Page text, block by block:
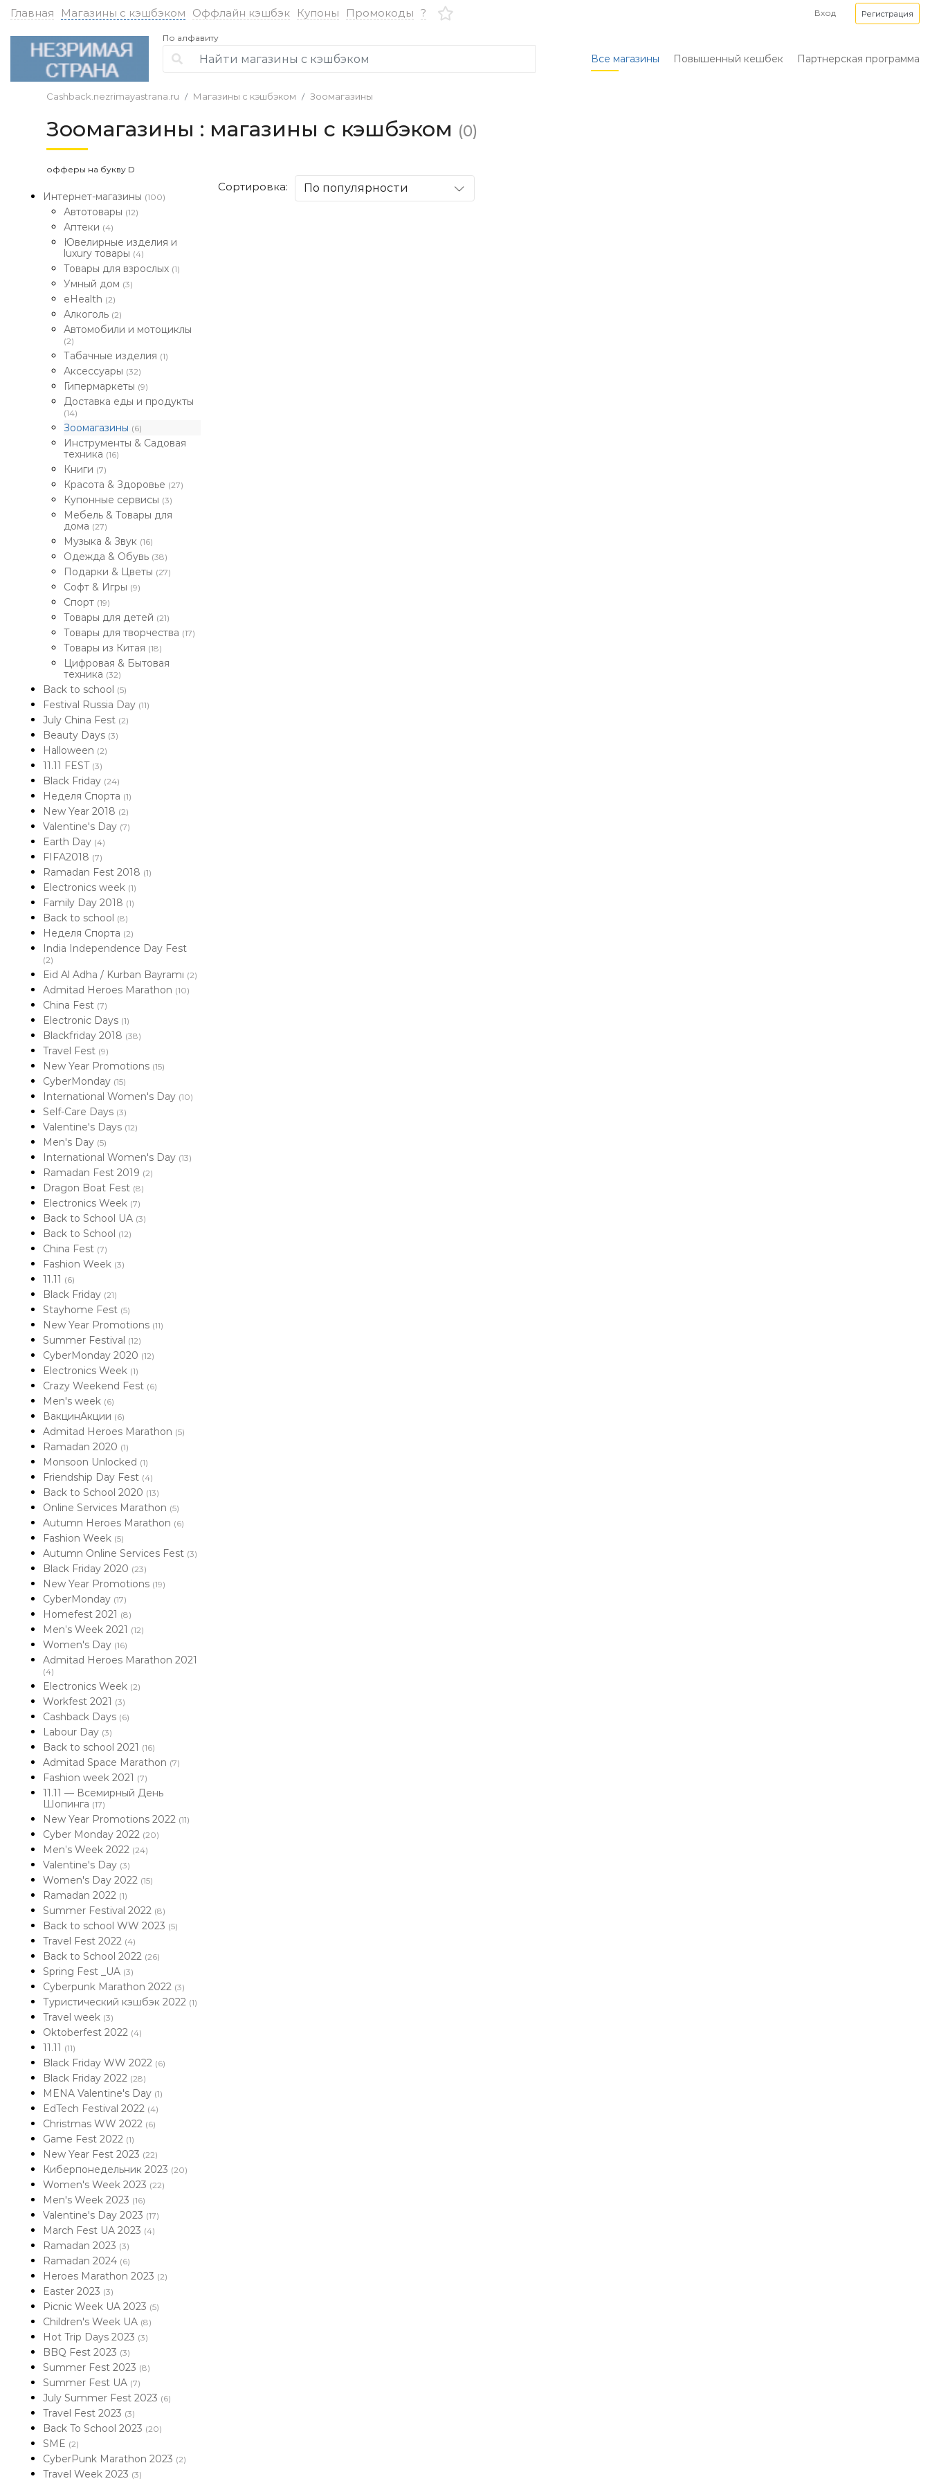
Главная Магазины с кэшбэком Оффлайн кэшбэк Купоны Промокоды ? Вход Регистрация
По алфавиту
Все магазины Повышенный кешбек Партнерская программа
Cashback.nezrimayastrana.ru Магазины с кэшбэком Зоомагазины
Зоомагазины : магазины с кэшбэком (0)
офферы на букву D
Интернет-магазины (100)
Автотовары (12)
Аптеки (4)
Ювелирные изделия и
luxury товары (4)
Товары для взрослых (1)
Умный дом (3)
eHealth (2)
Алкоголь (2)
Автомобили и мотоциклы
(2)
Табачные изделия (1)
Аксессуары (32)
Гипермаркеты (9)
Доставка еды и продукты
(14)
Зоомагазины (6)
Инструменты & Садовая
техника (16)
Книги (7)
Красота & Здоровье (27)
Купонные сервисы (3)
Мебель & Товары для
дома (27)
Музыка & Звук (16)
Одежда & Обувь (38)
Подарки & Цветы (27)
Софт & Игры (9)
Спорт (19)
Товары для детей (21)
Товары для творчества (17)
Товары из Китая (18)
Цифровая & Бытовая
техника (32)
Back to school (5)
Festival Russia Day (11)
July China Fest (2)
Beauty Days (3)
Halloween (2)
11.11 FEST (3)
Black Friday (24)
Неделя Спорта (1)
New Year 2018 (2)
Valentine's Day (7)
Earth Day (4)
FIFA2018 (7)
Ramadan Fest 2018 (1)
Electronics week (1)
Family Day 2018 (1)
Back to school (8)
Неделя Спорта (2)
India Independence Day Fest
(2)
Eid Al Adha / Kurban Bayramı (2)
Admitad Heroes Marathon (10)
China Fest (7)
Electronic Days (1)
Blackfriday 2018 (38)
Travel Fest (9)
New Year Promotions (15)
CyberMonday (15)
International Women's Day (10)
Self-Care Days (3)
Valentine's Days (12)
Men's Day (5)
International Women's Day (13)
Ramadan Fest 2019 (2)
Dragon Boat Fest (8)
Electronics Week (7)
Back to School UA (3)
Back to School (12)
China Fest (7)
Fashion Week (3)
11.11 (6)
Black Friday (21)
Stayhome Fest (5)
New Year Promotions (11)
Summer Festival (12)
CyberMonday 2020 (12)
Electronics Week (1)
Crazy Weekend Fest (6)
Men's week (6)
ВакцинАкции (6)
Admitad Heroes Marathon (5)
Ramadan 2020 (1)
Monsoon Unlocked (1)
Friendship Day Fest (4)
Back to School 2020 (13)
Online Services Marathon (5)
Autumn Heroes Marathon (6)
Fashion Week (5)
Autumn Online Services Fest (3)
Black Friday 2020 (23)
New Year Promotions (19)
CyberMonday (17)
Homefest 2021 (8)
Men’s Week 2021 (12)
Women's Day (16)
Admitad Heroes Marathon 2021
(4)
Electronics Week (2)
Workfest 2021 (3)
Cashback Days (6)
Labour Day (3)
Back to school 2021 (16)
Admitad Space Marathon (7)
Fashion week 2021 (7)
11.11 — Всемирный День
Шопинга (17)
New Year Promotions 2022 (11)
Cyber Monday 2022 (20)
Men’s Week 2022 (24)
Valentine's Day (3)
Women's Day 2022 (15)
Ramadan 2022 (1)
Summer Festival 2022 (8)
Back to school WW 2023 (5)
Travel Fest 2022 (4)
Back to School 2022 (26)
Spring Fest _UA (3)
Cyberpunk Marathon 2022 (3)
Туристический кэшбэк 2022 (1)
Travel week (3)
Oktoberfest 2022 (4)
11.11 (11)
Black Friday WW 2022 (6)
Black Friday 2022 (28)
MENA Valentine's Day (1)
EdTech Festival 2022 (4)
Christmas WW 2022 (6)
Game Fest 2022 (1)
New Year Fest 2023 (22)
Киберпонедельник 2023 (20)
Women's Week 2023 (22)
Men's Week 2023 (16)
Valentine's Day 2023 (17)
March Fest UA 2023 (4)
Ramadan 2023 (3)
Ramadan 2024 (6)
Heroes Marathon 2023 (2)
Easter 2023 (3)
Picnic Week UA 2023 (5)
Children's Week UA (8)
Hot Trip Days 2023 (3)
BBQ Fest 2023 (3)
Summer Fest 2023 (8)
Summer Fest UA (7)
July Summer Fest 2023 (6)
Travel Fest 2023 (3)
Back To School 2023 (20)
SME (2)
CyberPunk Marathon 2023 (2)
Travel Week 2023 (3)
Сортировка: По популярности